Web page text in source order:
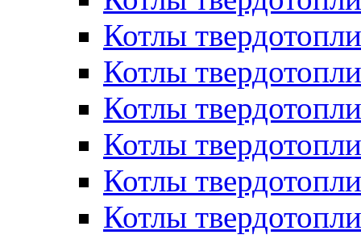
Котлы
Котлы
Котлы
Котлы
Котлы
Котлы